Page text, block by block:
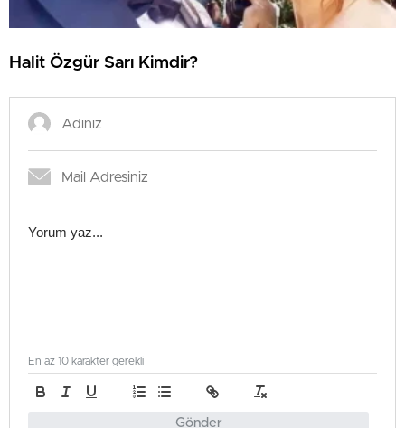
Halit Özgür Sarı Kimdir?
Gönder
En az 10 karakter gerekli